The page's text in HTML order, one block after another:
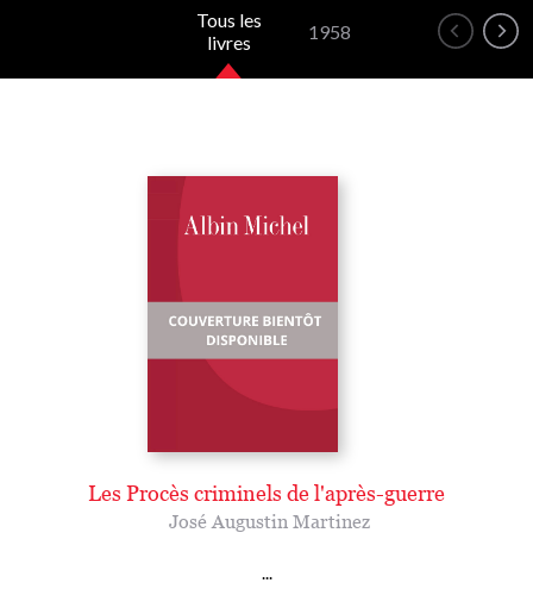
Tous les
livres
1958
Les Procès criminels de l'après-guerre
José Augustin Martinez
...